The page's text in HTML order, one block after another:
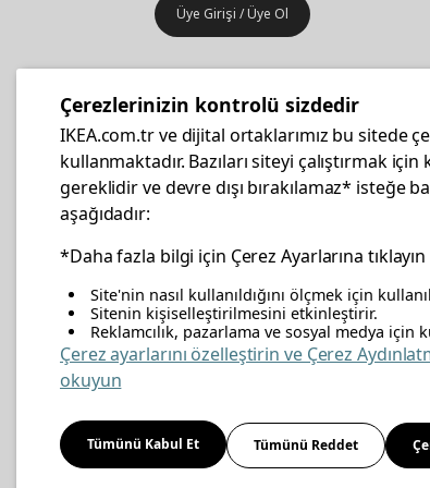
Üye Girişi / Üye Ol
İş yeri mobilya ve aksesuar
alışverişleriniz IKEA Kurumsal Kart
ile daha hesaplı.
facebooktwitterinstagrampinterest
Enerji Politikası Bilgi Güvenliği Politikası
Kişisel Verilerin Korunması
Çerez
Çerezlerinizin kontrolü sizdedir
IKEA.com.tr ve dijital ortaklarımız bu sitede
kullanmaktadır. Bazıları siteyi çalıştırmak
gereklidir ve devre dışı bırakılamaz* isteğe
aşağıdadır:
*Daha fazla bilgi için Çerez Ayarlarına tıklayın
Site'nin nasıl kullanıldığını ölçmek için
Sitenin kişiselleştirilmesini etkinleştirir.
Reklamcılık, pazarlama ve sosyal medya için
Çerez ayarlarını özelleştirin ve Çerez
okuyun
Tümünü Kabul Et Tümünü Reddet